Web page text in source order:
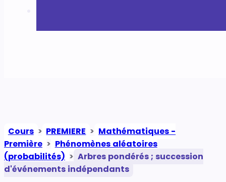
Cours > PREMIERE > Mathématiques -
Première > Phénomènes aléatoires
(probabilités) > Arbres pondérés ; succession
d'événements indépendants